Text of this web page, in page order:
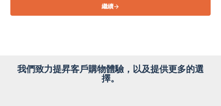
繼續
我們致力提昇客戶購物體驗，以及提供更多的選
擇。